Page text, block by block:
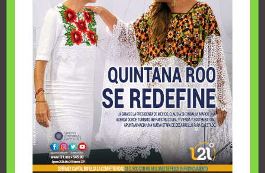
Fairmont Mayakoba y Make-A-Wish México unieron
esfuerzos para hacer realidad el deseo de una …